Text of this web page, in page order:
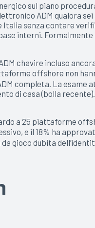
sul piano
ADM qualora
Italia senza contare
interni.
chavire incluso
offshore non
completa. La
di casa (bolla
a 25 piattaforme
e il 18% ha
gioco dubita